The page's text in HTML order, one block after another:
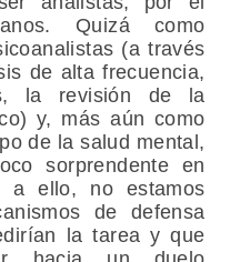
Quizá como
(a través
de alta frecuencia,
la revisión de la
y, más aún como
de la salud mental,
sorprendente en
a ello, no estamos
de defensa
la tarea y que